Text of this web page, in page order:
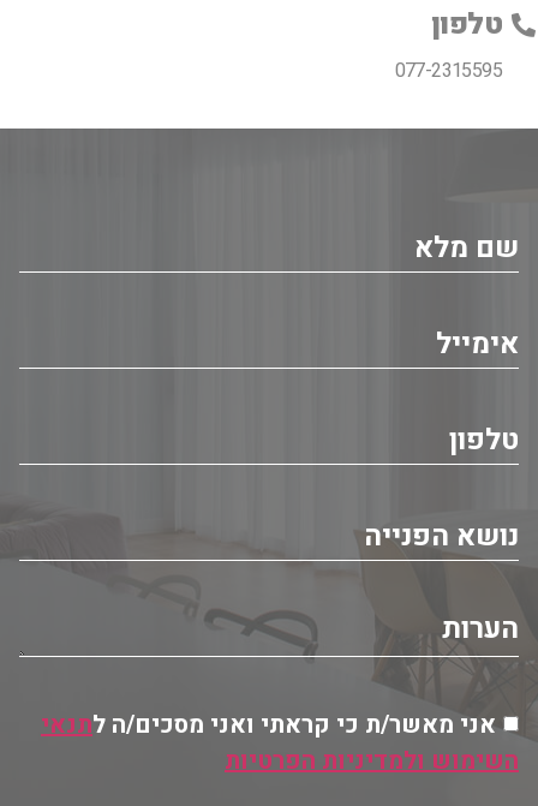
טלפון
077-2315595
אני מאשר/ת כי קראתי ואני מסכים/ה לתנאי
השימוש ולמדיניות הפרטיות